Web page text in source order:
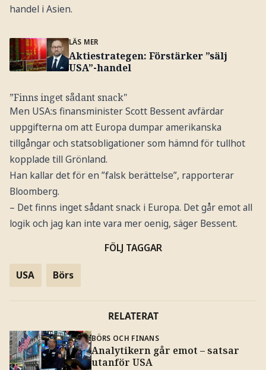
handel i Asien.
LÄS MER
Aktiestrategen: Förstärker ”sälj
USA”-handel
”Finns inget sådant snack"
Men USA:s finansminister Scott Bessent avfärdar
uppgifterna om att Europa dumpar amerikanska
tillgångar och statsobligationer som hämnd för tullhot
kopplade till Grönland.
Han kallar det för en ”falsk berättelse”, rapporterar
Bloomberg.
– Det finns inget sådant snack i Europa. Det går emot all
logik och jag kan inte vara mer oenig, säger Bessent.
FÖLJ TAGGAR
USA Börs
RELATERAT
BÖRS OCH FINANS
Analytikern går emot – satsar
utanför USA